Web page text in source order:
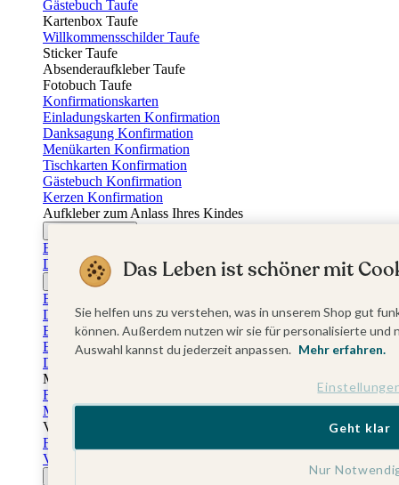
Gästebuch Taufe
Kartenbox Taufe
Willkommensschilder Taufe
Sticker Taufe
Absenderaufkleber Taufe
Fotobuch Taufe
Konfirmationskarten
Einladungskarten Konfirmation
Danksagung Konfirmation
Menükarten Konfirmation
Tischkarten Konfirmation
Gästebuch Konfirmation
Kerzen Konfirmation
Aufkleber zum Anlass Ihres Kindes
Einladungskarten Firmung
Dankeskarten Firmung
Jugendweihekarten
Einladungskarten Jugendweihe
Dankeskarten Jugendweihe
Einschulungskarten
Einladungskarten Einschulung
Danksagung Einschulung
Muttertag
Fotogeschenke Muttertag
Muttertagskarten
Vatertag
Fotogeschenke Vatertag
Vatertagskarten
Das Leben ist schöner mit
Sie helfen uns zu verstehen, was in unserem Shop gut
können. Außerdem nutzen wir sie für personalisierte
Auswahl kannst du jederzeit anpassen. Mehr erfahren.
Nur
Geht klar